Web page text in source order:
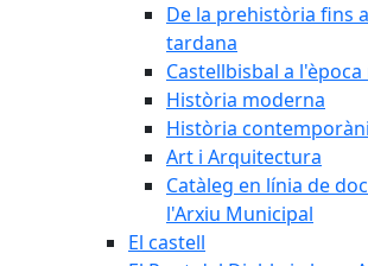
De la prehistòria fins
tardana
Castellbisbal a
Història moderna
Història
Art i Arquitectura
Catàleg en línia de
l'Arxiu Municipal
El castell